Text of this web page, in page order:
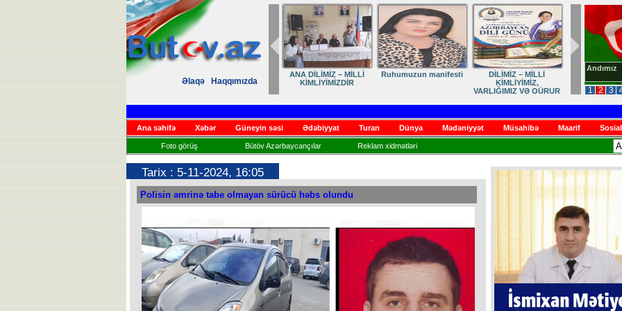
Əlaqə
Haqqımızda
1 2 3
Andımız
ANA DİLİMİZ – MİLLİ
KİMLİYİMİZDİR
Ruhumuzun manifesti
DİLİMİZ – MİLLİ
KİMLİYİMİZ,
VARLIĞIMIZ VƏ QÜRUR
Ana səhifə Xəbər Güneyin səsi Ədəbiyyat Turan Dünya Mədəniyyət Müsahibə Maarif
Foto görüş Bütöv Azərbaycançılar Reklam xidmətləri
Tarix : 5-11-2024, 16:05
Polisin əmrinə tabe olmayan sürücü həbs olundu